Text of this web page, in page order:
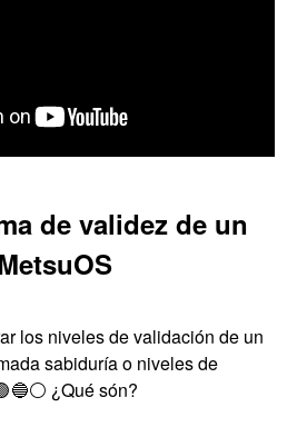
de validez de un
los niveles de validación de un
sabiduría o niveles de
🔵⚪ ¿Qué són?